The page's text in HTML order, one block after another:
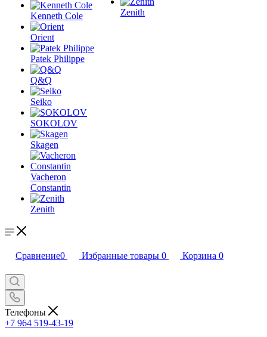
Kenneth Cole
Orient
Patek Philippe
Q&Q
Seiko
SOKOLOV
Skagen
Vacheron
Constantin
Zenith
Zenith
Сравнение0 Избранные товары 0 Корзина 0
Телефоны
+7 964 519-43-19